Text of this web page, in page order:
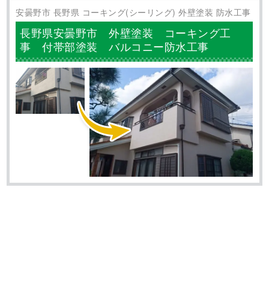
安曇野市 長野県 コーキング(シーリング) 外壁塗装 防水工事
長野県安曇野市 外壁塗装 コーキング工
事 付帯部塗装 バルコニー防水工事